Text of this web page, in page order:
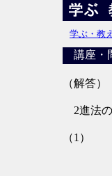
学ぶ・教
講座・
（解答）
2進法の
（1）